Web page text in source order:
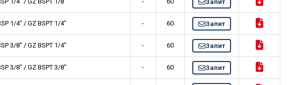
Запит
1/4" / GZ BSPT 1/4" - 60 Запит
3/8" / GZ BSPT 1/4" - 60 Запит
3/8" / GZ BSPT 3/8" - 60 Запит